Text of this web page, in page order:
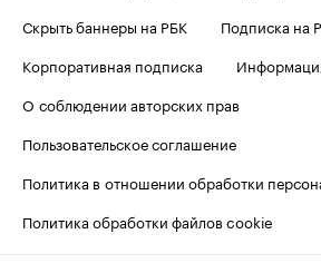
Скрыть баннеры на РБК
Подписка на
Корпоративная подписка
О соблюдении авторских прав
Пользовательское соглашение
Политика в отношении обработки
Политика обработки файлов cookie